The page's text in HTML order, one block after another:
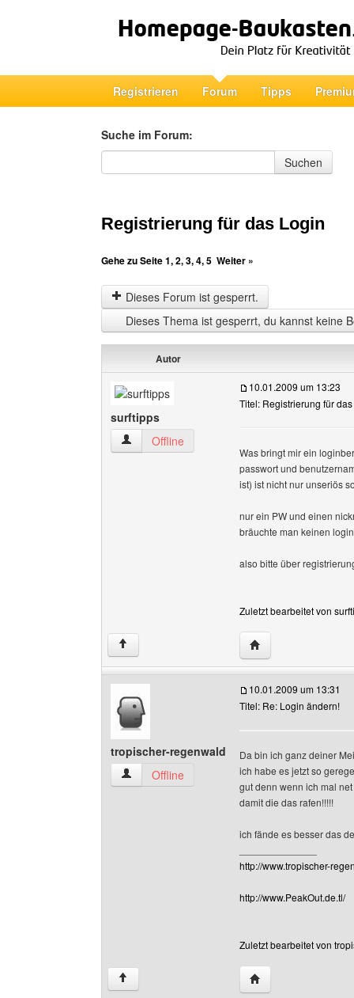
Registrieren Forum Tipps
Suche im Forum:
Suche im Forum
Suchen
Registrierung für das Login
Gehe zu Seite1,2,3,4,5 Weiter »
Dieses Forum ist gesperrt.
Dieses Thema ist gesperrt, du kannst keine
Autor
surftipps
surftipps Benutzer-Profile anzeigen
Offline
10.01.2009 um 13:23
Titel: Registrierung für
Was bringt mir ein
passwort und
ist) ist nicht nur unseriös
nur ein PW und einen
bräuchte man keinen
also bitte über
Zuletzt bearbeitet von
↑ Website dieses
tropischer-regenwald
tropischer-regenwald Benutzer-Profile
Offline
10.01.2009 um 13:31
Titel: Re: Login ändern!
Da bin ich ganz deiner
ich habe es jetzt so
gut denn wenn ich mal
damit die das rafen!!!!!
ich fände es besser das
http://www.tropischer-
http://www.PeakOut.de.tl/
Zuletzt bearbeitet von
↑ Website dieses